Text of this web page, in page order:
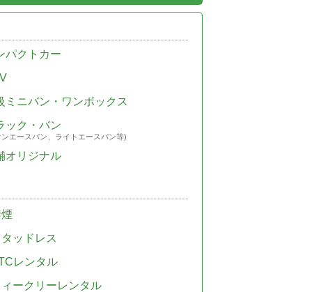
パクトカー
ミニバン・ワンボックス
ック・バン
エースバン、ライトエースバン等)
オリジナル
ッドレス
レンタル
ークリーレンタル